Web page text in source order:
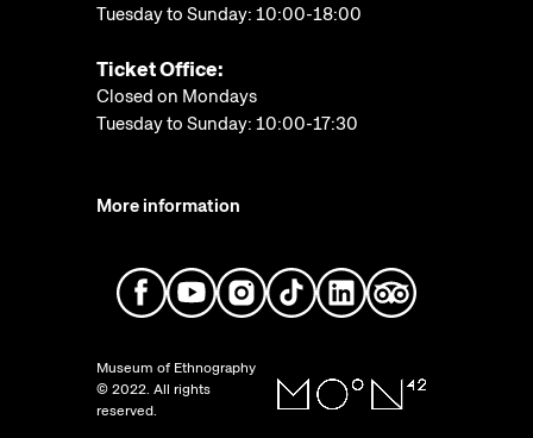
Tuesday to Sunday: 10:00-18:00
Ticket Office:
Closed on Mondays
Tuesday to Sunday: 10:00-17:30
More information
Museum of Ethnography
© 2022. All rights
reserved.